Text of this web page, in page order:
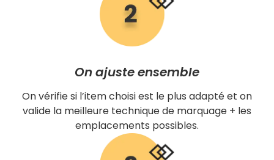
On ajuste ensemble
On vérifie si l’item choisi est le plus adapté et on
valide la meilleure technique de marquage + les
emplacements possibles.